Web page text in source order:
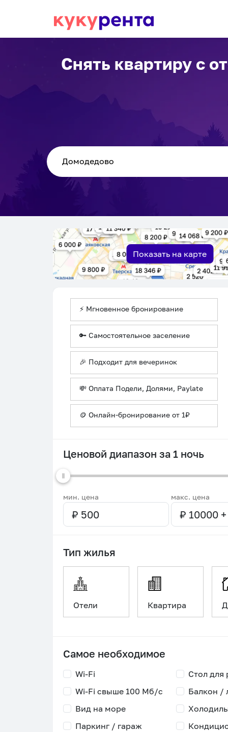
Снять квартиру с
Показать на карте
⚡ Мгновенное бронирование
🔑 Самостоятельное заселение
🎉 Подходит для вечеринок
💸 Оплата Подели, Долями, Paylate
🪙 Онлайн-бронирование от 1₽
Ценовой диапазон за 1 ночь
мин. цена макс. цена
Тип жилья
Отели Квартира
Самое необходимое
Wi-Fi
Wi-Fi свыше 100 Мб/с
Стол для
Балкон /
Вид на море
Паркинг / гараж